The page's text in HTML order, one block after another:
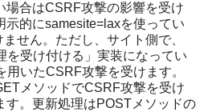
場合はCSRF攻撃の影響を受け
示的にsamesite=laxを使ってい
せん。ただし、サイト側で、
を受け付ける」実装になってい
いたCSRF攻撃を受けます。
メソッドでCSRF攻撃を受け
す。更新処理はPOSTメソッドの